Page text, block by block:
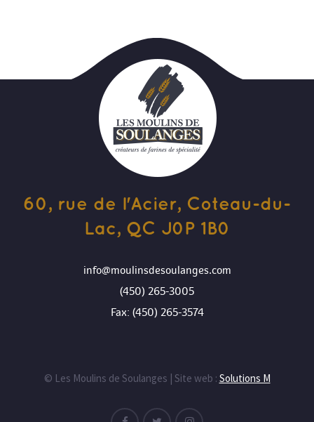
60, rue de l'Acier, Coteau-du-
Lac, QC J0P 1B0
info@moulinsdesoulanges.com
(450) 265-3005
Fax: (450) 265-3574
© Les Moulins de Soulanges | Site web : Solutions M